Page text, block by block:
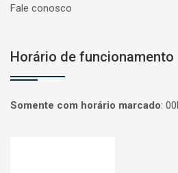
Fale conosco
Horário de funcionamento
Somente com horário marcado: